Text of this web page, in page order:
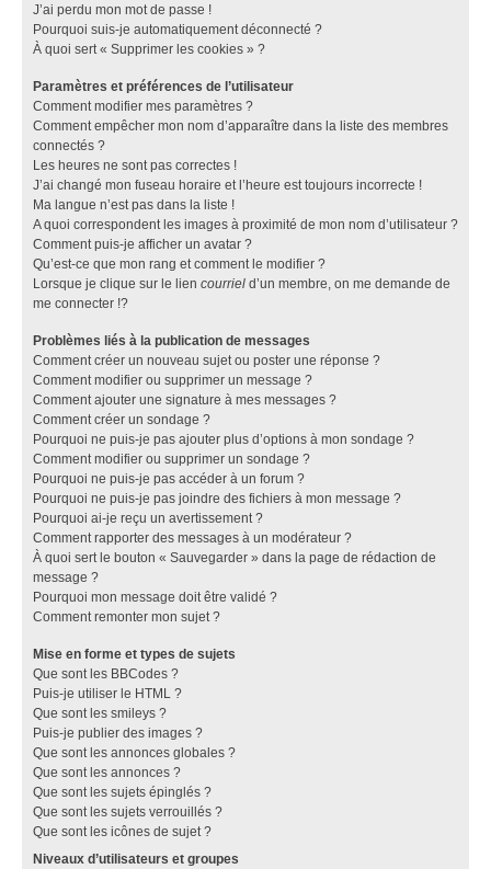
J’ai perdu mon mot de passe !
Pourquoi suis-je automatiquement déconnecté ?
À quoi sert « Supprimer les cookies » ?
Paramètres et préférences de l’utilisateur
Comment modifier mes paramètres ?
Comment empêcher mon nom d’apparaître dans la liste des membres
connectés ?
Les heures ne sont pas correctes !
J’ai changé mon fuseau horaire et l’heure est toujours incorrecte !
Ma langue n’est pas dans la liste !
A quoi correspondent les images à proximité de mon nom d’utilisateur ?
Comment puis-je afficher un avatar ?
Qu’est-ce que mon rang et comment le modifier ?
Lorsque je clique sur le lien courriel d’un membre, on me demande de
me connecter !?
Problèmes liés à la publication de messages
Comment créer un nouveau sujet ou poster une réponse ?
Comment modifier ou supprimer un message ?
Comment ajouter une signature à mes messages ?
Comment créer un sondage ?
Pourquoi ne puis-je pas ajouter plus d’options à mon sondage ?
Comment modifier ou supprimer un sondage ?
Pourquoi ne puis-je pas accéder à un forum ?
Pourquoi ne puis-je pas joindre des fichiers à mon message ?
Pourquoi ai-je reçu un avertissement ?
Comment rapporter des messages à un modérateur ?
À quoi sert le bouton « Sauvegarder » dans la page de rédaction de
message ?
Pourquoi mon message doit être validé ?
Comment remonter mon sujet ?
Mise en forme et types de sujets
Que sont les BBCodes ?
Puis-je utiliser le HTML ?
Que sont les smileys ?
Puis-je publier des images ?
Que sont les annonces globales ?
Que sont les annonces ?
Que sont les sujets épinglés ?
Que sont les sujets verrouillés ?
Que sont les icônes de sujet ?
Niveaux d’utilisateurs et groupes